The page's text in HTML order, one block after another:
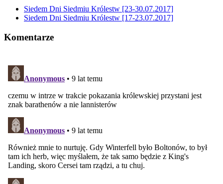
Siedem Dni Siedmiu Królestw [23-30.07.2017]
Siedem Dni Siedmiu Królestw [17-23.07.2017]
Komentarze